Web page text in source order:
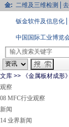
金: 二维及三维检测
钣金软件及信息化
中国国际工业博览
文库 >>
《金属板材成形
观察
08 MFC行业观察
新闻
14 业界新闻